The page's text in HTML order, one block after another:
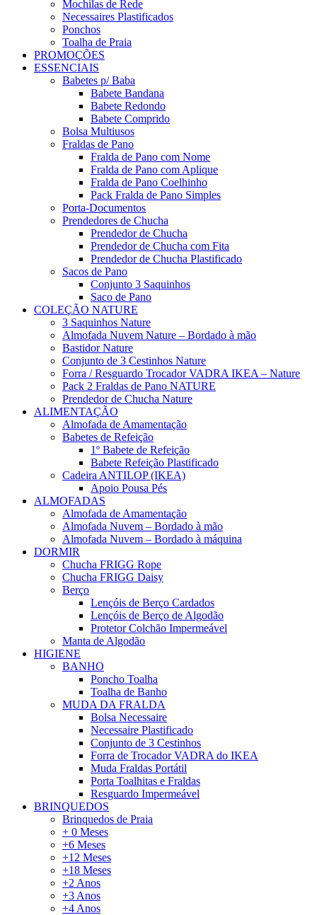
Mochilas de Rede
Necessaires Plastificados
Ponchos
Toalha de Praia
PROMOÇÕES
ESSENCIAIS
Babetes p/ Baba
Babete Bandana
Babete Redondo
Babete Comprido
Bolsa Multiusos
Fraldas de Pano
Fralda de Pano com Nome
Fralda de Pano com Aplique
Fralda de Pano Coelhinho
Pack Fralda de Pano Simples
Porta-Documentos
Prendedores de Chucha
Prendedor de Chucha
Prendedor de Chucha com Fita
Prendedor de Chucha Plastificado
Sacos de Pano
Conjunto 3 Saquinhos
Saco de Pano
COLEÇÃO NATURE
3 Saquinhos Nature
Almofada Nuvem Nature – Bordado à mão
Bastidor Nature
Conjunto de 3 Cestinhos Nature
Forra / Resguardo Trocador VADRA IKEA – Nature
Pack 2 Fraldas de Pano NATURE
Prendedor de Chucha Nature
ALIMENTAÇÃO
Almofada de Amamentação
Babetes de Refeição
1º Babete de Refeição
Babete Refeição Plastificado
Cadeira ANTILOP (IKEA)
Apoio Pousa Pés
ALMOFADAS
Almofada de Amamentação
Almofada Nuvem – Bordado à mão
Almofada Nuvem – Bordado à máquina
DORMIR
Chucha FRIGG Rope
Chucha FRIGG Daisy
Berço
Lençóis de Berço Cardados
Lençóis de Berço de Algodão
Protetor Colchão Impermeável
Manta de Algodão
HIGIENE
BANHO
Poncho Toalha
Toalha de Banho
MUDA DA FRALDA
Bolsa Necessaire
Necessaire Plastificado
Conjunto de 3 Cestinhos
Forra de Trocador VADRA do IKEA
Muda Fraldas Portátil
Porta Toalhitas e Fraldas
Resguardo Impermeável
BRINQUEDOS
Brinquedos de Praia
+ 0 Meses
+6 Meses
+12 Meses
+18 Meses
+2 Anos
+3 Anos
+4 Anos